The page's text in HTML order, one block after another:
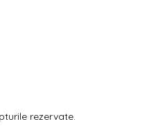
rezervate.